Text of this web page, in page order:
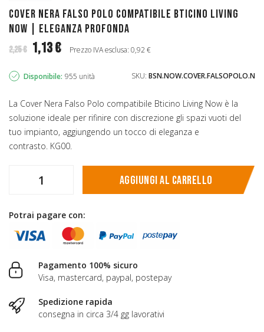
Cover Nera Falso Polo Compatibile Bticino Living
Now | Eleganza Profonda
2,25 € 1,13 € Prezzo IVA esclusa: 0,92 €
Disponibile: 955 unità SKU: BSN.NOW.COVER.FALSOPOLO.N
La Cover Nera Falso Polo compatibile Bticino Living Now è la
soluzione ideale per rifinire con discrezione gli spazi vuoti del
tuo impianto, aggiungendo un tocco di eleganza e
contrasto. KG00.
Aggiungi al carrello
Potrai pagare con:
Pagamento 100% sicuro
Visa, mastercard, paypal, postepay
Spedizione rapida
consegna in circa 3/4 gg lavorativi